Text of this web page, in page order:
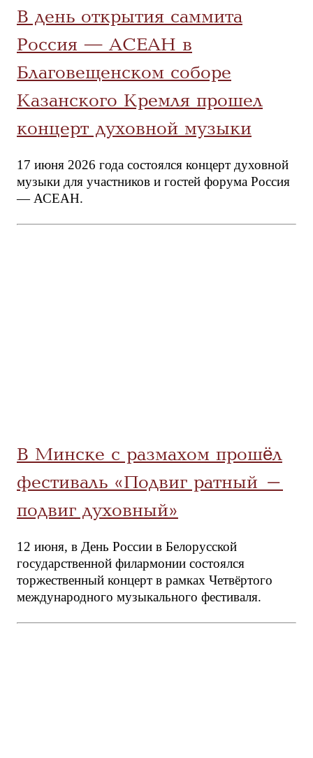
В день открытия саммита
Россия — АСЕАН в
Благовещенском соборе
Казанского Кремля прошел
концерт духовной музыки
17 июня 2026 года состоялся концерт духовной
музыки для участников и гостей форума Россия
— АСЕАН.
В Минске с размахом прошёл
фестиваль «Подвиг ратный –
подвиг духовный»
12 июня, в День России в Белорусской
государственной филармонии состоялся
торжественный концерт в рамках Четвёртого
международного музыкального фестиваля.